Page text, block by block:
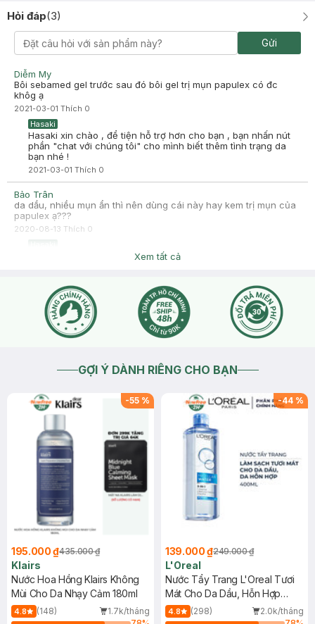
Hỏi đáp(3)
Gửi
Diễm My
Bôi sebamed gel trước sau đó bôi gel trị mụn papulex có đc
khôg ạ
2021-03-01 Thích 0
Hasaki
Hasaki xin chào , để tiện hỗ trợ hơn cho bạn , bạn nhấn nút
phần "chat với chúng tôi" cho mình biết thêm tình trạng da
bạn nhé !
2021-03-01 Thích 0
Bảo Trân
da dầu, nhiều mụn ẩn thì nên dùng cái này hay kem trị mụn của
papulex ạ???
2020-08-13 Thích 0
Hasaki xin chào , để tiện hỗ trợ hơn cho bạn , bạn nhấn nút
2020-08-13Thích
Xem tất cả
GỢI Ý DÀNH RIÊNG CHO BẠN
-55 %
195.000 ₫435.000 ₫
Klairs
Nước Hoa Hồng Klairs Không
Mùi Cho Da Nhạy Cảm 180ml
4.8 (148)
1.7k/tháng
-44 %
139.000 ₫249.000 ₫
L'Oreal
Nước Tẩy Trang L'Oreal Tươi
Mát Cho Da Dầu, Hỗn Hợp
400ml
4.8 (298)
2.0k/tháng